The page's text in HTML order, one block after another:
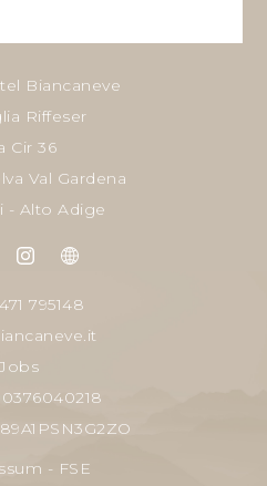
Biancaneve
Riffeser
Cir 36
Val Gardena
- Alto Adige
795148
Jobs
- FSE